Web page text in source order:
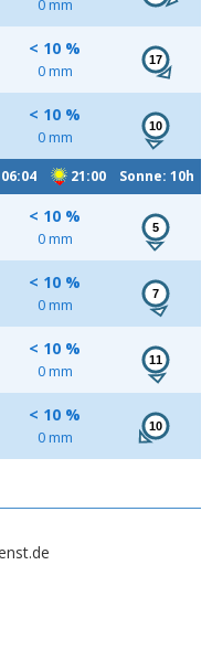
0 mm
< 10 %
0 mm
17
< 10 %
0 mm
10
06:04 21:00 Sonne: 10h
< 10 %
0 mm
5
< 10 %
0 mm
7
< 10 %
0 mm
11
< 10 %
0 mm
10